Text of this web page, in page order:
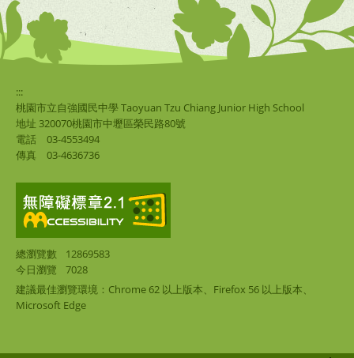
:::
桃園市立自強國民中學 Taoyuan Tzu Chiang Junior High School
地址 320070桃園市中壢區榮民路80號
電話
03-4553494
傳真
03-4636736
總瀏覽數
12869583
今日瀏覽
7028
建議最佳瀏覽環境：Chrome 62 以上版本、Firefox 56 以上版本、
Microsoft Edge